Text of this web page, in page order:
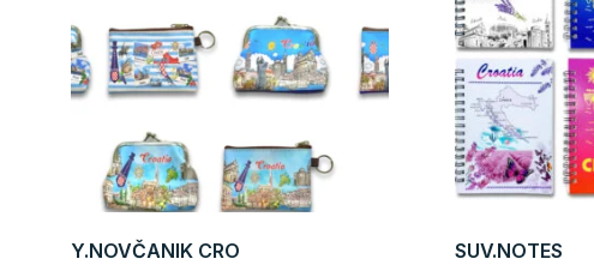
Y.NOVČANIK CRO
SUV.NOTES